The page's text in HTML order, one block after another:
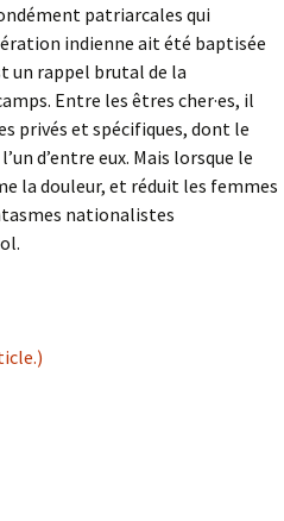
patriarcales qui
indienne ait été baptisée
un rappel brutal de la
Entre les êtres cher·es, il
privés et spécifiques, dont le
d’entre eux. Mais lorsque le
la douleur, et réduit les femmes
nationalistes